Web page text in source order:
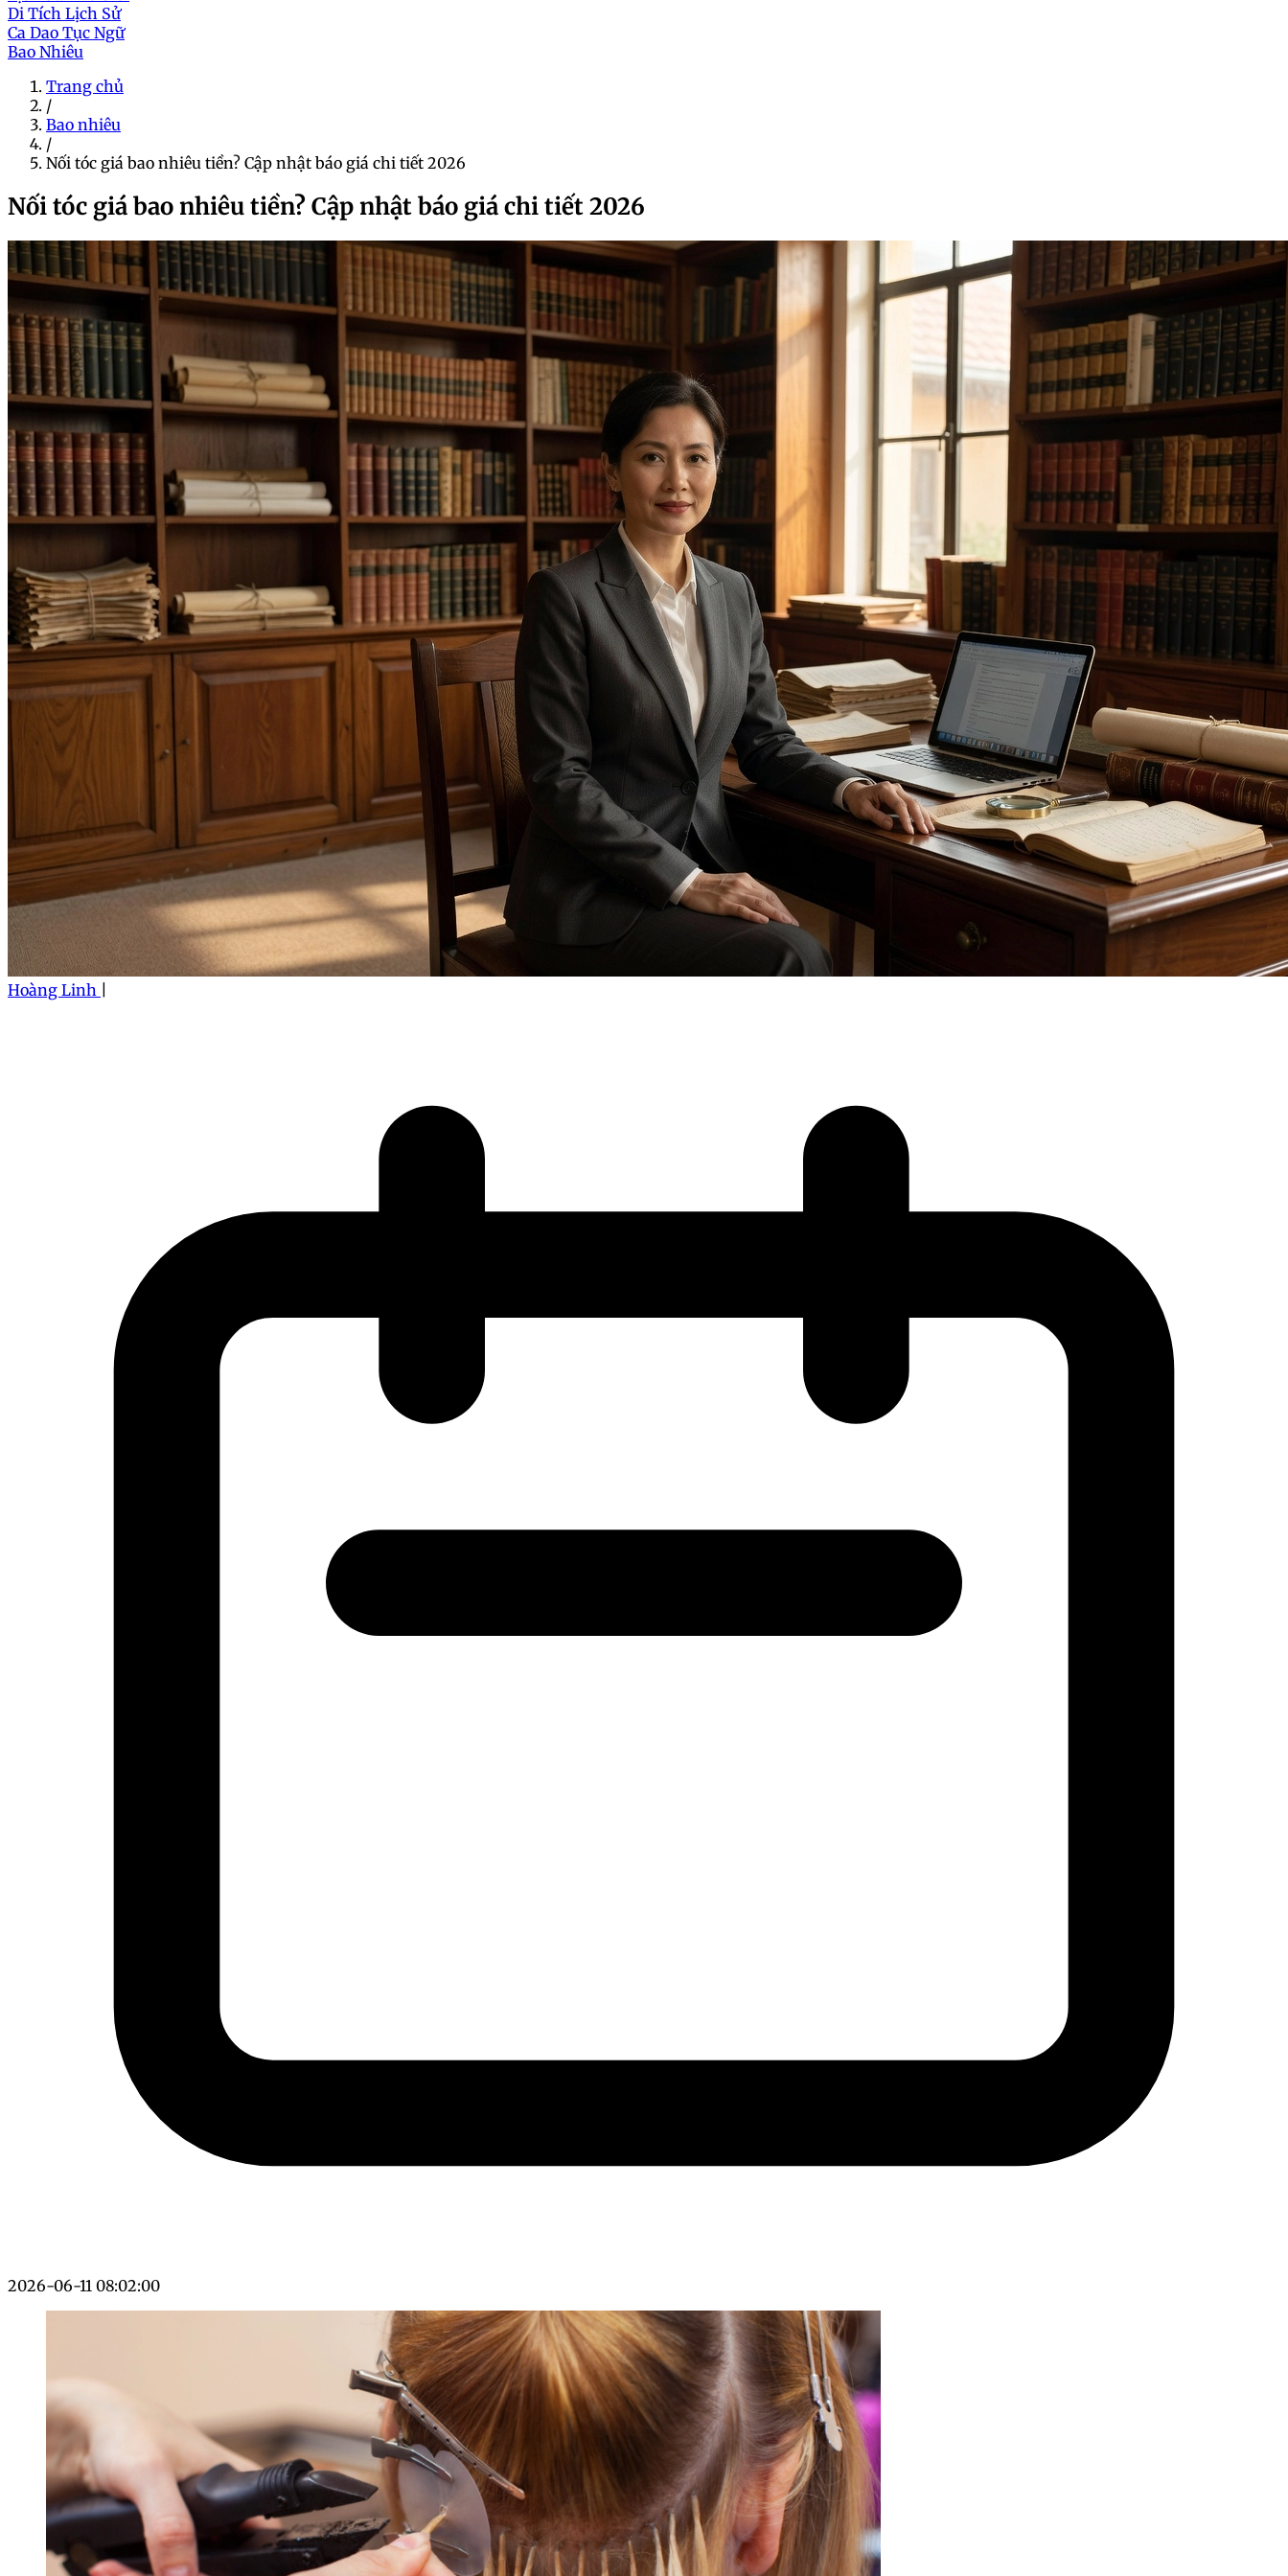
Di Tích Lịch Sử
Ca Dao Tục Ngữ
Bao Nhiêu
Trang chủ
/
Bao nhiêu
/
Nối tóc giá bao nhiêu tiền? Cập nhật báo giá chi tiết 2026
Nối tóc giá bao nhiêu tiền? Cập nhật báo giá chi tiết 2026
Hoàng Linh
2026-06-11 08:02:00